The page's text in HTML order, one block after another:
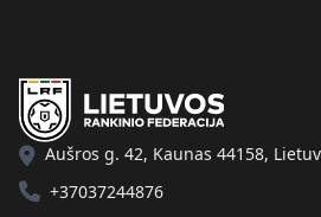
Aušros g. 42, Kaunas 44158,
+37037244876